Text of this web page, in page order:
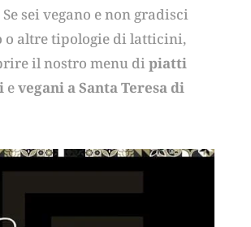
sei vegano e non gradisci
o altre tipologie di latticini,
il nostro menu di piatti
evegani a Santa Teresa di